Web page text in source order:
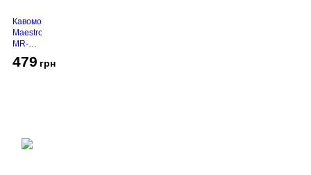
Кавомолка
Maestro
MR-
Grey
479 грн